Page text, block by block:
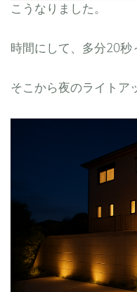
こうなりました。
時間にして、多分20秒
そこから夜のライトア